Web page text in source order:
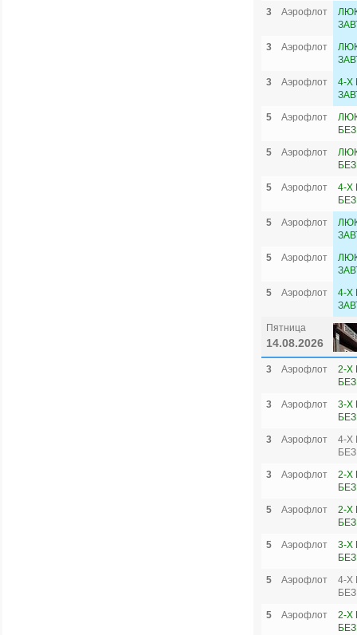
3
Аэрофлот
3
Аэрофлот
3
Аэрофлот
4-Х
5
Аэрофлот
5
Аэрофлот
5
Аэрофлот
4-Х
5
Аэрофлот
5
Аэрофлот
5
Аэрофлот
4-Х
Пятница
14.08.2026
3 Аэрофлот
2-Х
3
Аэрофлот
3-Х
3
Аэрофлот
4-Х
3
Аэрофлот
2-Х
5
Аэрофлот
2-Х
5
Аэрофлот
3-Х
5
Аэрофлот
4-Х
5
Аэрофлот
2-Х